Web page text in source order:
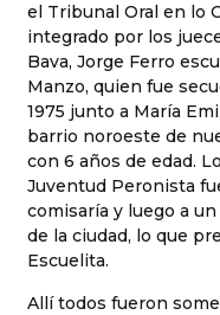
el Tribunal Oral en lo
integrado por los
Bava, Jorge Ferro
Manzo, quien fue
1975 junto a María
barrio noroeste de
con 6 años de edad.
Juventud Peronista
comisaría y luego a
de la ciudad, lo que
Escuelita.
Allí todos fueron